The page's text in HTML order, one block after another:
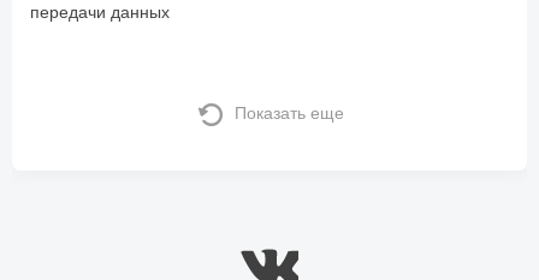
передачи данных
Показать еще